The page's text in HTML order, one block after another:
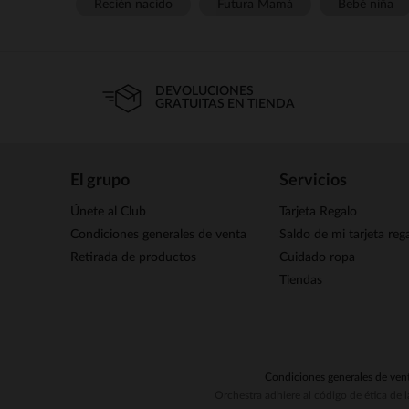
DEVOLUCIONES
GRATUITAS EN TIENDA
El grupo
Únete al Club
Condiciones generales de venta
Retirada de productos
Servicios
Tarjeta Regalo
Saldo de mi tarjeta
Cuidado ropa
Tiendas
Condiciones generales de